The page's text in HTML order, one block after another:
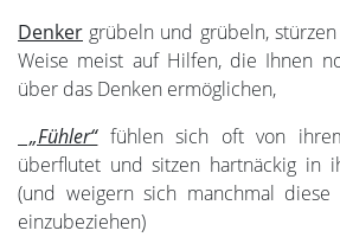
Denker grübeln und grübeln,
Weise meist auf Hilfen, die Ihnen
über das Denken ermöglichen,
„Fühler“fühlen sich oft von
überflutet und sitzen hartnäckig in
(und weigern sich manchmal
einzubeziehen)